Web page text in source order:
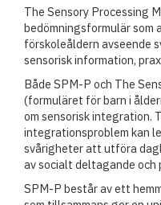
The Sensory Processing
bedömningsformulär som
förskoleåldern avseende
sensorisk information,
Både SPM-P och The
(formuläret för barn i
om sensorisk integration.
integrationsproblem kan
svårigheter att utföra
av socialt deltagande och
SPM-P består av ett